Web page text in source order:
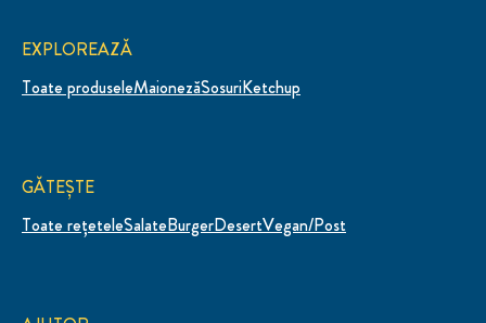
EXPLOREAZĂ
Toate produseleMaionezăSosuriKetchup
GĂTEȘTE
Toate rețeteleSalateBurgerDesertVegan/Post